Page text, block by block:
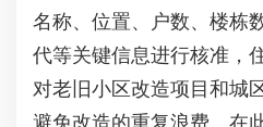
名称、位置、户数、楼栋
代等关键信息进行核准，
对老旧小区改造项目和城
避免改造的重复浪费。在